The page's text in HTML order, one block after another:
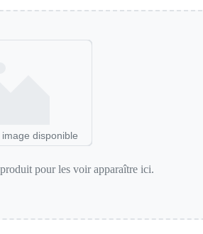
disponible
pour les voir apparaître ici.